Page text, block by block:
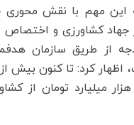
این مهم با نقش محوری
جهاد کشاورزی و اختصاص
از طریق سازمان
به ارزش 144 هزار میلیارد تومان